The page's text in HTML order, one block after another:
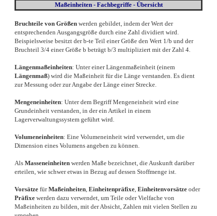
Maßeinheiten - Fachbegriffe - Übersicht
Bruchteile von Größen werden gebildet, indem der Wert der
entsprechenden Ausgangsgröße durch eine Zahl dividiert wird.
Beispielsweise besitzt der b-te Teil einer Größe den Wert 1/b und der
Bruchteil 3/4 einer Größe b beträgt b/3 multipliziert mit der Zahl 4.
Längenmaßeinheiten: Unter einer Längenmaßeinheit (einem
Längenmaß) wird die Maßeinheit für die Länge verstanden. Es dient
zur Messung oder zur Angabe der Länge einer Strecke.
Mengeneinheiten: Unter dem Begriff Mengeneinheit wird eine
Grundeinheit verstanden, in der ein Artikel in einem
Lagerverwaltungssystem geführt wird.
Volumeneinheiten: Eine Volumeneinheit wird verwendet, um die
Dimension eines Volumens angeben zu können.
Als Masseneinheiten werden Maße bezeichnet, die Auskunft darüber
erteilen, wie schwer etwas in Bezug auf dessen Stoffmenge ist.
Vorsätze fürMaßeinheiten Einheitenpräfixe Einheitenvorsätze oder
Präfixe werden dazu verwendet, um Teile oder Vielfache von
Maßeinheiten zu bilden, mit der Absicht, Zahlen mit vielen Stellen zu